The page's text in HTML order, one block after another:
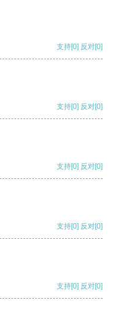
支持[0] 反对[0]
支持[0] 反对[0]
支持[0] 反对[0]
支持[0] 反对[0]
支持[0] 反对[0]